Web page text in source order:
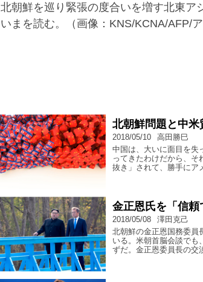
北朝鮮を巡り緊張の度合いを増す北東ア
いまを読む。（画像：KNS/KCNA/AFP/ア
北朝鮮問題と中
2018/05/10
高田勝巳
中国は、大いに面目を失
ってきたわけだから、そ
抜き」されて、勝手にア
金正恩氏を「信
2018/05/08
澤田克己
北朝鮮の金正恩国務委員
いる。米朝首脳会談でも
ずだ。金正恩委員長の交